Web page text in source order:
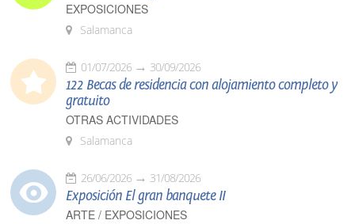
EXPOSICIONES
Salamanca
01/07/2026 30/09/2026
122 Becas de residencia con alojamiento completo y
gratuito
OTRAS ACTIVIDADES
Salamanca
26/06/2026 31/08/2026
Exposición El gran banquete II
ARTE / EXPOSICIONES